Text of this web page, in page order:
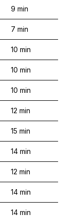
9 min
7 min
10 min
10 min
10 min
12 min
15 min
14 min
12 min
14 min
14 min